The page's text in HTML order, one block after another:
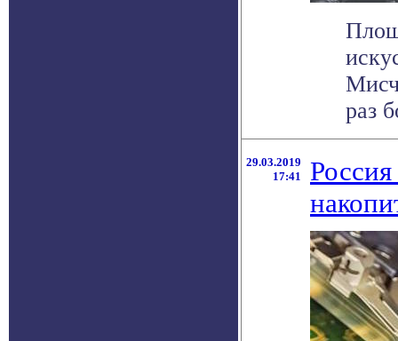
раз
29.03.2019
17:41